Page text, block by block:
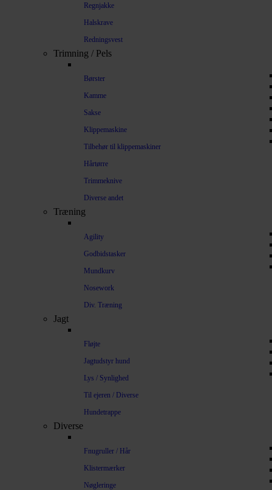
Regnjakke
Halskrave
Redningsvest
Trimning / Pels
Børster
Kamme
Sakse
Klippemaskine
Tilbehør til klippemaskiner
Hårtørre
Trimmeknive
Diverse andet
Træning
Agility
Godbidstasker
Mundkurv
Nosework
Div. Træning
Jagt
Fløjte
Jagtudstyr hund
Lys / Synlighed
Til ejeren / Diverse
Hundetrappe
Diverse
Fnugruller / Hår
Klistermærker
Nøgleringe